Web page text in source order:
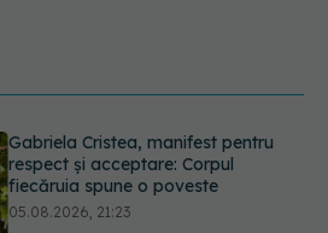
Prof. dr. Valeriu Gheorghiță intră în
Board-ul Editorial al revistei
Scientific Reports, din Nature
Portfolio